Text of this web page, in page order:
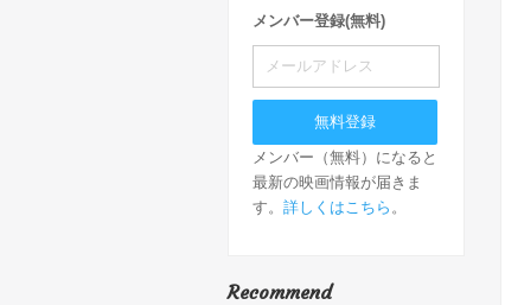
メンバー登録(無料)
メンバー（無料）になると
最新の映画情報が届きま
す。 詳しくはこちら 。
Recommend